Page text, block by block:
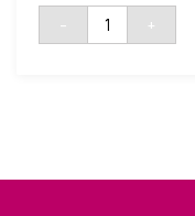
-
quantité
TOMATE
+